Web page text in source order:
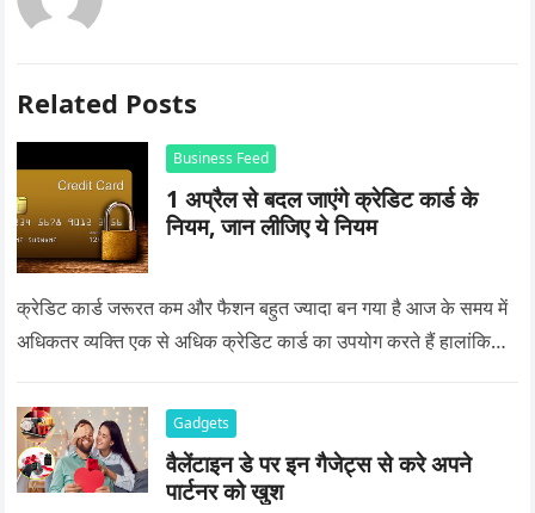
Related Posts
Business Feed
1 अप्रैल से बदल जाएंगे क्रेडिट कार्ड के
नियम, जान लीजिए ये नियम
क्रेडिट कार्ड जरूरत कम और फैशन बहुत ज्यादा बन गया है आज के समय में
अधिकतर व्यक्ति एक से अधिक क्रेडिट कार्ड का उपयोग करते हैं हालांकि…
Gadgets
वैलेंटाइन डे पर इन गैजेट्स से करे अपने
पार्टनर को खुश